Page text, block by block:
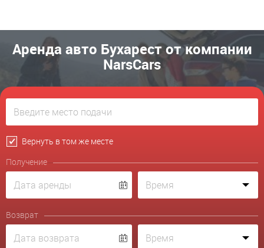
Аренда авто Бухарест от компании
NarsCars
Вернуть в том же месте
Получение
Возврат